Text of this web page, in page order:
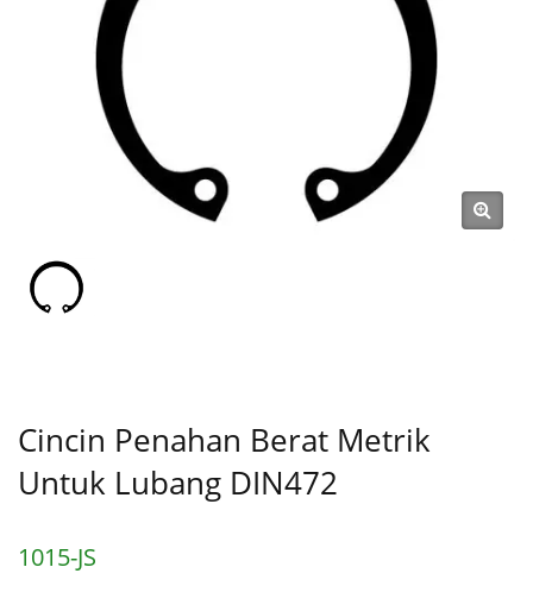
Cincin Snap, Pin) Sejak 1991 |
SHOU LONG
Cincin Penahan Berat Metrik
Untuk Lubang DIN472
1015-JS